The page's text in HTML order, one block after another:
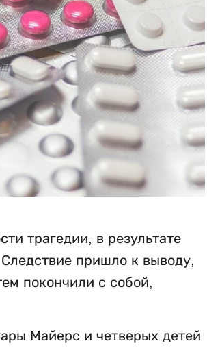
трагедии, в результате
пришло к выводу,
покончили с собой,
Майерс и четверых детей